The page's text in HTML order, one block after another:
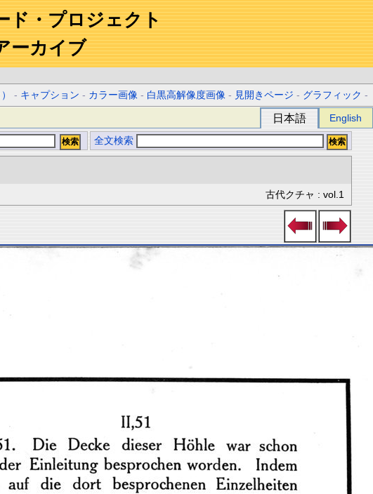
ド・プロジェクト
ーカイブ
- キャプション - カラー画像 - 白黒高解像度画像 - 見開きページ - グラフィック -
日本語 English
全文検索
古代クチャ : vol.1